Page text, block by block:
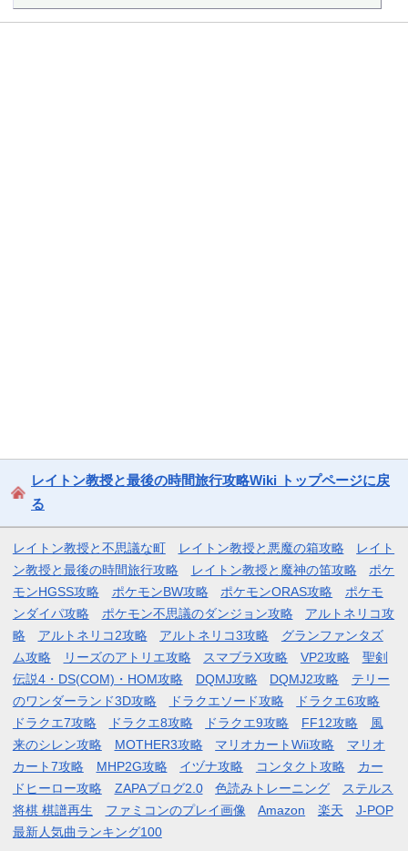
レイトン教授と最後の時間旅行攻略Wiki トップページに戻
る
レイトン教授と不思議な町 レイトン教授と悪魔の箱攻略
レイト
ン教授と最後の時間旅行攻略
レイトン教授と魔神の笛攻略
ポケ
モンHGSS攻略
ポケモンBW攻略 ポケモンORAS攻略
ポケモ
ンダイパ攻略
ポケモン不思議のダンジョン攻略
アルトネリコ攻
略
アルトネリコ2攻略 アルトネリコ3攻略
グランファンタズ
ム攻略
リーズのアトリエ攻略 スマブラX攻略 VP2攻略
聖剣
伝説4・DS(COM)・HOM攻略
DQMJ攻略 DQMJ2攻略
テリー
のワンダーランド3D攻略
ドラクエソード攻略
ドラクエ6攻略
ドラクエ7攻略
ドラクエ8攻略 ドラクエ9攻略 FF12攻略
風
来のシレン攻略
MOTHER3攻略 マリオカートWii攻略
マリオ
カート7攻略
MHP2G攻略 イヅナ攻略 コンタクト攻略
カー
ドヒーロー攻略
ZAPAブログ2.0 色読みトレーニング
ステルス
将棋 棋譜再生
ファミコンのプレイ画像 Amazon 楽天
J-POP
最新人気曲ランキング100